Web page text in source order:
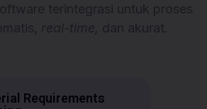
terintegrasi untuk proses
real-time, dan akurat.
Requirements